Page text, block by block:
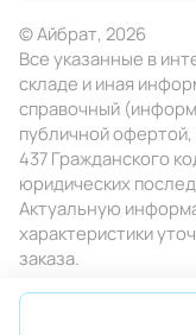
© Айбрат, 2026
Все указанные в
складе и иная
справочный
публичной
437 Гражданского
юридических
Актуальную
характеристики
заказа.
Конфиденциальность